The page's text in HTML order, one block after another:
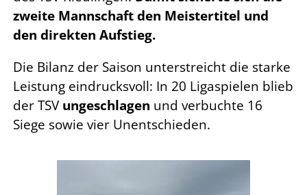
zweite Mannschaft den Meistertitel und
den direkten Aufstieg.
Die Bilanz der Saison unterstreicht die starke
Leistung eindrucksvoll: In 20 Ligaspielen blieb
der TSVungeschlagen und verbuchte 16
Siege sowie vier Unentschieden.